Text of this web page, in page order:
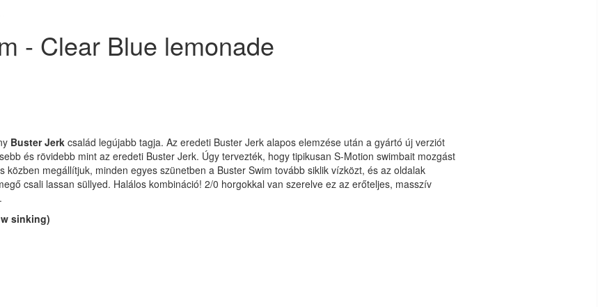
- Clear Blue lemonade
Buster Jerk család legújabb tagja. Az eredeti Buster Jerk alapos elemzése után a gyártó új verziót
és rövidebb mint az eredeti Buster Jerk. Úgy tervezték, hogy tipikusan S-Motion swimbait mozgást
közben megállítjuk, minden egyes szünetben a Buster Swim tovább siklik vízközt, és az oldalak
csali lassan süllyed. Halálos kombináció! 2/0 horgokkal van szerelve ez az erőteljes, masszív
sinking)